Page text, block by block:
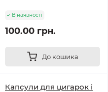
В наявності
100.00 грн.
До кошика
Капсули для цигарок і